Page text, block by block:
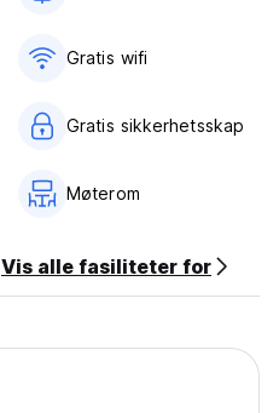
Gratis wifi‎
Gratis sikkerhetsskap
Møterom
Vis alle fasiliteter for